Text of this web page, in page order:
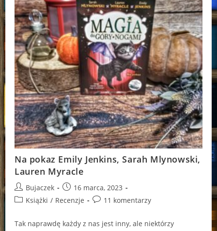
Na pokaz Emily Jenkins, Sarah Mlynowski,
Lauren Myracle
Post
author:
Bujaczek
Post
published:
16 marca, 2023
PostKsiążki / Recenzje
Post11 komentarzy
Tak naprawdę każdy z nas jest inny, ale niektórzy